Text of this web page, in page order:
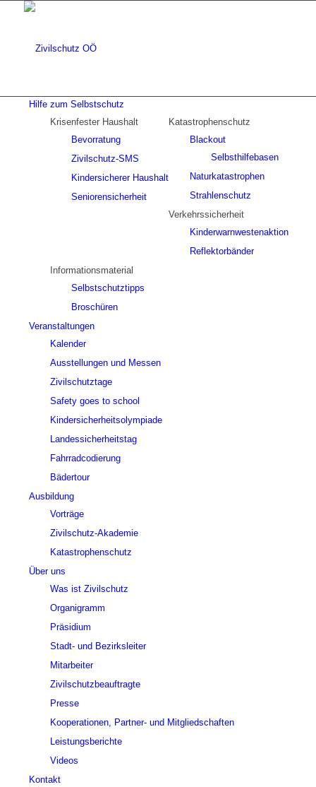
Hilfe zum Selbstschutz
Krisenfester Haushalt
Bevorratung
Zivilschutz-SMS
Kindersicherer Haushalt
Seniorensicherheit
Katastrophenschutz
Blackout
Selbsthilfebasen
Naturkatastrophen
Strahlenschutz
Verkehrssicherheit
Kinderwarnwestenaktion
Reflektorbänder
Informationsmaterial
Selbstschutztipps
Broschüren
Veranstaltungen
Kalender
Ausstellungen und Messen
Zivilschutztage
Safety goes to school
Kindersicherheitsolympiade
Landessicherheitstag
Fahrradcodierung
Bädertour
Ausbildung
Vorträge
Zivilschutz-Akademie
Katastrophenschutz
Über uns
Was ist Zivilschutz
Organigramm
Präsidium
Stadt- und Bezirksleiter
Mitarbeiter
Zivilschutzbeauftragte
Presse
Kooperationen, Partner- und Mitgliedschaften
Leistungsberichte
Videos
Kontakt